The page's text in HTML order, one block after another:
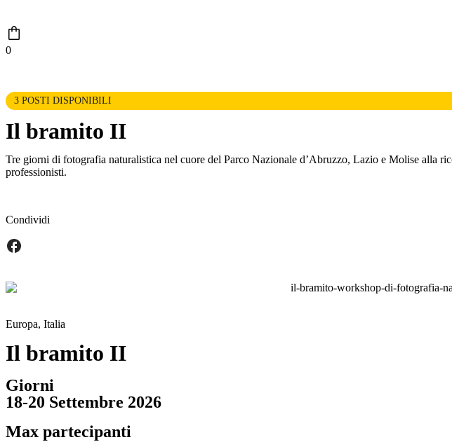
0
3 POSTI DISPONIBILI
Il bramito II
Tre giorni di fotografia naturalistica nel cuore del Parco Nazionale d’Abruzzo, Lazio e Molise alla
professionisti.
Condividi
Europa, Italia
Il bramito II
Giorni
18-20 Settembre 2026
Max partecipanti